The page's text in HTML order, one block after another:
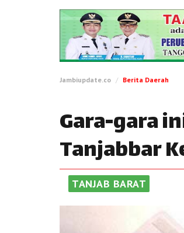
Jambiupdate.co Berita Daerah
Gara-gara
Tanjabbar
TANJAB BARAT